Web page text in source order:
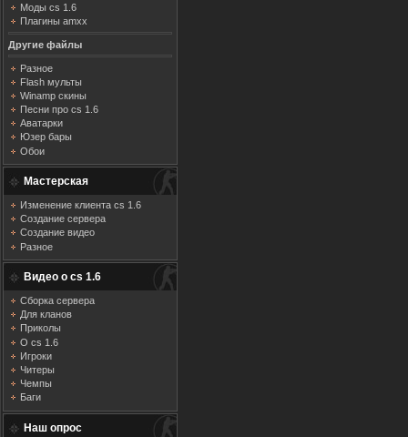
Моды cs 1.6
Плагины amxx
Другие файлы
Разное
Flash мульты
Winamp скины
Песни про cs 1.6
Аватарки
Юзер бары
Обои
Мастерская
Изменение клиента cs 1.6
Создание сервера
Создание видео
Разное
Видео о cs 1.6
Сборка сервера
Для кланов
Приколы
О cs 1.6
Игроки
Читеры
Чемпы
Баги
Наш опрос